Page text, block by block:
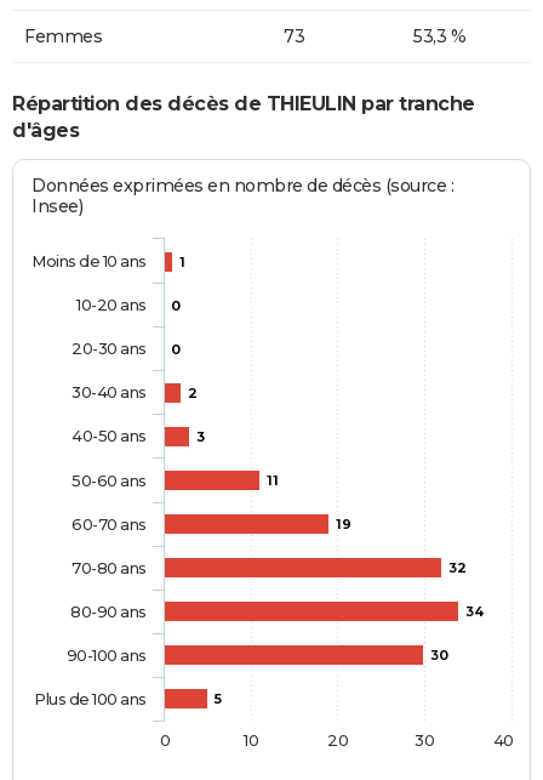
Femmes 73 53,3 %
Répartition des décès de THIEULIN par tranche
d'âges
Données exprimées en nombre de décès (source :
Insee)
1
0
0
2
3
11
19
32
34
30
5
Moins de 10 ans
10-20 ans
20-30 ans
30-40 ans
40-50 ans
50-60 ans
60-70 ans
70-80 ans
80-90 ans
90-100 ans
Plus de 100 ans
0 10 20 30 40